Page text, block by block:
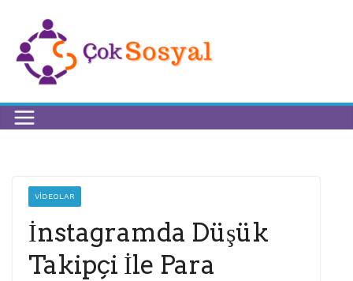
VIDEOLAR
İnstagramda Düşük
Takipçi İle Para